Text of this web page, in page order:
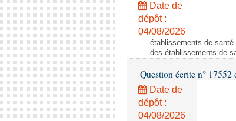
Date de
dépôt :
04/08/2026
établissements de
des établissements de
Question écrite n°
Date de
dépôt :
04/08/2026